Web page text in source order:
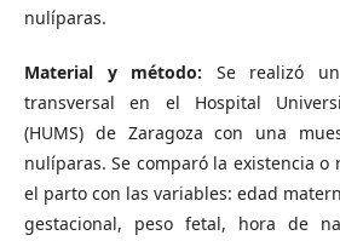
nulíparas.
Material y método:
Se realizó
transversal en el Hospital
(HUMS) de Zaragoza con una
nulíparas. Se comparó la existencia o
el parto con las variables: edad
gestacional, peso fetal, hora de